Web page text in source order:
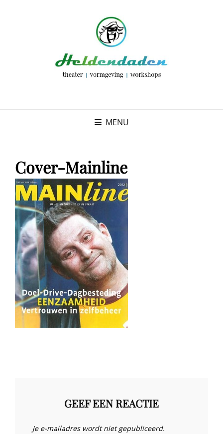
MENU
Cover-Mainline
GEEF EEN REACTIE
Je e-mailadres wordt niet gepubliceerd.